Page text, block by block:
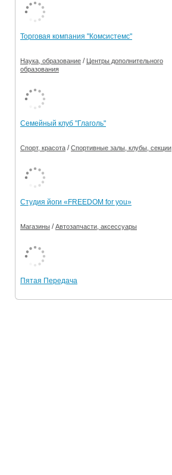
Торговая компания "Комсистемс"
Наука, образование / Центры дополнительного
образования
Семейный клуб "Глаголь"
Спорт, красота /Спортивные залы, клубы, секции
Студия йоги «FREEDOM for you»
Магазины /Автозапчасти, аксессуары
Пятая Передача